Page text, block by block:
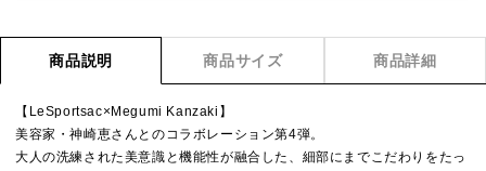
商品説明 商品サイズ 商品詳細
【LeSportsac×Megumi Kanzaki】
美容家・神崎恵さんとのコラボレーション第4弾。
大人の洗練された美意識と機能性が融合した、細部にまでこだわりをたっ